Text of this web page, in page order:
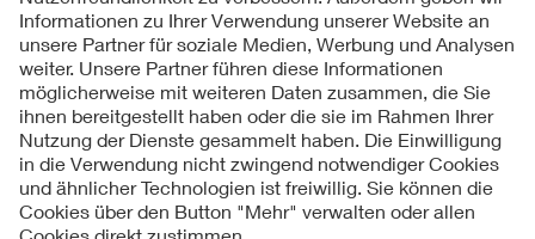
Kontakt
Impressum